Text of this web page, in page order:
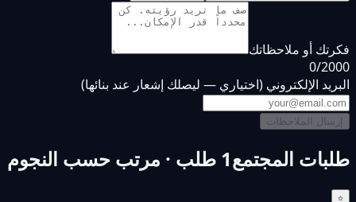
فكرتك أو ملاحظاتك
0/2000
البريد الإلكتروني (اختياري — ليصلك إشعار عند بنائها)
إرسال الملاحظات
طلبات المجتمع1 طلب · مرتب حسب النجوم